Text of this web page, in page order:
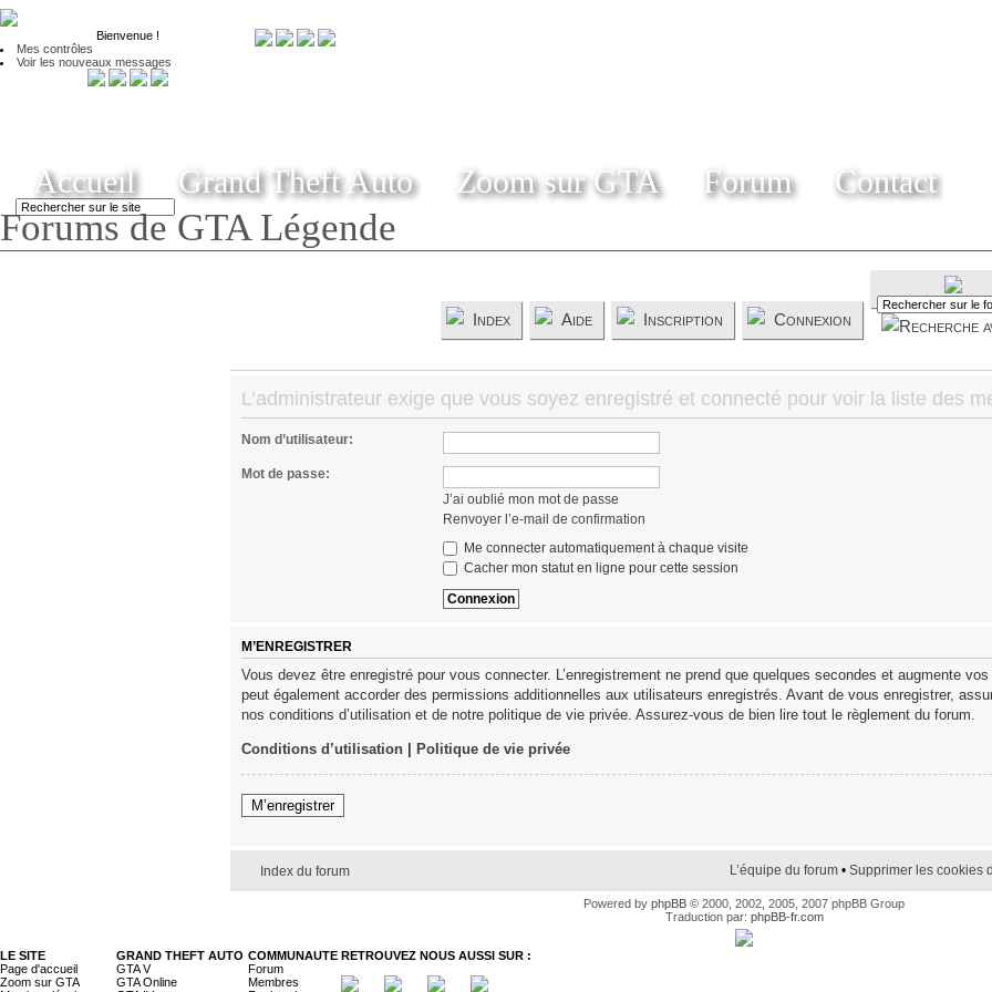
Bienvenue !
Mes contrôles
Voir les nouveaux messages
Accueil Grand Theft Auto Zoom sur GTA Forum Contact
Forums de GTA Légende
Index Aide Inscription Connexion
L’administrateur exige que vous soyez enregistré et connecté pour voir la liste des
Nom d’utilisateur:
Mot de passe:
J’ai oublié mon mot de passe
Renvoyer l’e-mail de confirmation
Me connecter automatiquement à chaque visite
Cacher mon statut en ligne pour cette session
M’ENREGISTRER
Vous devez être enregistré pour vous connecter. L’enregistrement ne prend que quelques secondes et augmente
peut également accorder des permissions additionnelles aux utilisateurs enregistrés. Avant de vous enregistrer,
nos conditions d’utilisation et de notre politique de vie privée. Assurez-vous de bien lire tout le règlement du forum.
Conditions d’utilisation Politique de vie privée
M’enregistrer
Index du forum L’équipe du forum • Supprimer les cookies
Powered by phpBB © 2000, 2002, 2005, 2007 phpBB Group
Traduction par: phpBB-fr.com
LE SITE
Page d'accueil
Zoom sur GTA
GRAND THEFT AUTO
GTA V
GTA Online
COMMUNAUTE
Forum
Membres
RETROUVEZ NOUS AUSSI SUR :